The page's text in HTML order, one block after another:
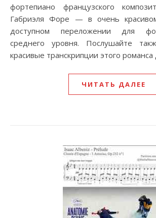
фортепиано французского
Габриэля Форе — в очень
доступном переложении для
среднего уровня. Послушайте
красивые транскрипции этого романса
ЧИТАТЬ ДАЛЕЕ